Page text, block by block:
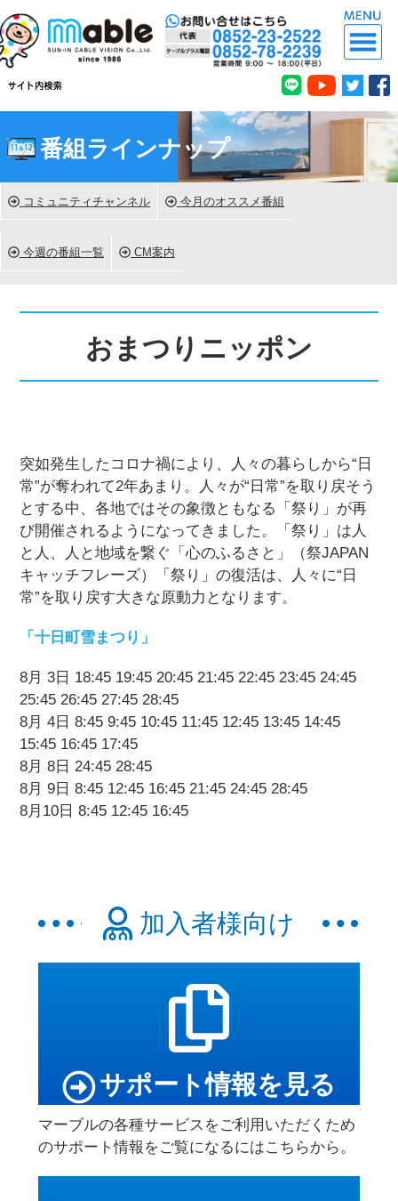
番組ラインナップ
コミュニティチャンネル 今月のオススメ番組
今週の番組一覧 CM案内
おまつりニッポン
突如発生したコロナ禍により、人々の暮らしから“日
常”が奪われて2年あまり。人々が“日常”を取り戻そう
とする中、各地ではその象徴ともなる「祭り」が再
び開催されるようになってきました。「祭り」は人
と人、人と地域を繋ぐ「心のふるさと」（祭JAPAN
キャッチフレーズ）「祭り」の復活は、人々に“日
常”を取り戻す大きな原動力となります。
「十日町雪まつり」
8月 3日 18:45 19:45 20:45 21:45 22:45 23:45 24:45
25:45 26:45 27:45 28:45
8月 4日 8:45 9:45 10:45 11:45 12:45 13:45 14:45
15:45 16:45 17:45
8月 8日 24:45 28:45
8月 9日 8:45 12:45 16:45 21:45 24:45 28:45
8月10日 8:45 12:45 16:45
加入者様向け
サポート情報を見る
マーブルの各種サービスをご利用いただくため
のサポート情報をご覧になるにはこちらから。